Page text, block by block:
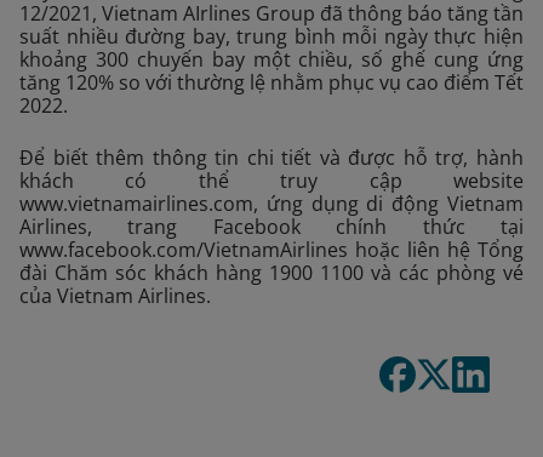
12/2021, Vietnam AIrlines Group đã thông báo tăng tần
suất nhiều đường bay, trung bình mỗi ngày thực hiện
khoảng 300 chuyến bay một chiều, số ghế cung ứng
tăng 120% so với thường lệ nhằm phục vụ cao điểm Tết
2022.
Để biết thêm thông tin chi tiết và được hỗ trợ, hành
khách có thể truy cập website
www.vietnamairlines.com, ứng dụng di động Vietnam
Airlines, trang Facebook chính thức tại
www.facebook.com/VietnamAirlines hoặc liên hệ Tổng
đài Chăm sóc khách hàng 1900 1100 và các phòng vé
của Vietnam Airlines.